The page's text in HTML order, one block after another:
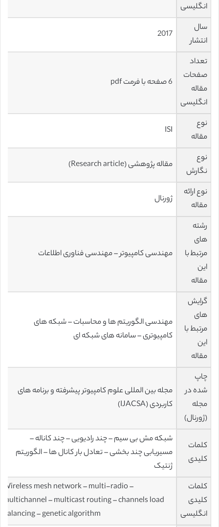
انگلیسی
سال
انتشار
2017
تعداد
صفحات
مقاله
انگلیسی
6 صفحه با فرمت pdf
نوع
مقاله
ISI
نوع
نگارش
مقاله پژوهشی (Research article)
نوع ارائه
مقاله
ژورنال
رشته
های
مرتبط با
این
مقاله
مهندسی کامپیوتر – مهندسی فناوری اطلاعات
گرایش
های
مرتبط با
این
مقاله
مهندسی الگوریتم ها و محاسبات – شبکه های
کامپیوتری – سامانه های شبکه ای
چاپ
شده در
مجله
(ژورنال)
مجله بین المللی علوم کامپیوتر پیشرفته و برنامه های
کاربردی (IJACSA)
کلمات
کلیدی
شبکه مش بی سیم – چند رادیویی – چند کاناله –
مسیریابی چند بخشی – تعادل بار کانال ها – الگوریتم
ژنتیک
کلمات
کلیدی
انگلیسی
Wireless mesh network – multi-radio –
multichannel – multicast routing – channels load
balancing – genetic algorithm